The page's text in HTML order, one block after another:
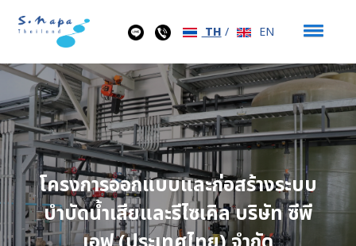
TH / EN
โครงการออกแบบและก่อสร้างระบบ
บำบัดน้ำเสียและรีไซเคิล บริษัท ซีพี